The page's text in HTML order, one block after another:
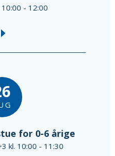
10:00 - 12:00
for 0-6 årige
kl. 10:00 - 11:30